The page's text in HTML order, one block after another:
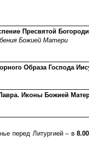
Пресвятой
Божией Матери
Образа Господа
Иконы Божией
перед Литургией – в8.00